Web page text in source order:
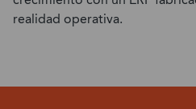
realidad operativa.